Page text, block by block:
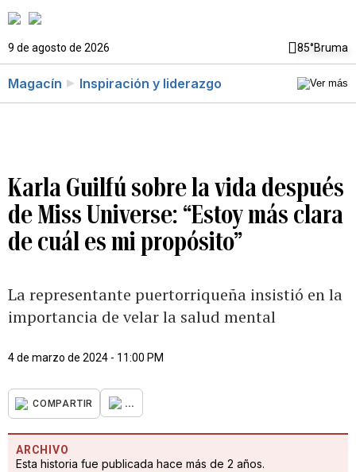
9 de agosto de 2026 85°Bruma
Magacín Inspiración y liderazgo
Karla Guilfú sobre la vida después
de Miss Universe: “Estoy más clara
de cuál es mi propósito”
La representante puertorriqueña insistió en la
importancia de velar la salud mental
4 de marzo de 2024 - 11:00 PM
COMPARTIR ...
ARCHIVO
Esta historia fue publicada hace más de 2 años.